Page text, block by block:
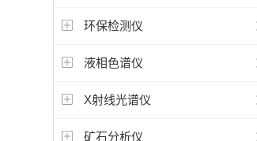
环保检测仪
液相色谱仪
X射线光谱仪
矿石分析仪